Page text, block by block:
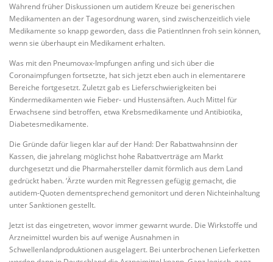
Während früher Diskussionen um autidem Kreuze bei generischen
Medikamenten an der Tagesordnung waren, sind zwischenzeitlich viele
Medikamente so knapp geworden, dass die PatientInnen froh sein können,
wenn sie überhaupt ein Medikament erhalten.
Was mit den Pneumovax-Impfungen anfing und sich über die
Coronaimpfungen fortsetzte, hat sich jetzt eben auch in elementarere
Bereiche fortgesetzt. Zuletzt gab es Lieferschwierigkeiten bei
Kindermedikamenten wie Fieber- und Hustensäften. Auch Mittel für
Erwachsene sind betroffen, etwa Krebsmedikamente und Antibiotika,
Diabetesmedikamente.
Die Gründe dafür liegen klar auf der Hand: Der Rabattwahnsinn der
Kassen, die jahrelang möglichst hohe Rabattverträge am Markt
durchgesetzt und die Pharmahersteller damit förmlich aus dem Land
gedrückt haben. ‘Ärzte wurden mit Regressen gefügig gemacht, die
autidem-Quoten dementsprechend gemonitort und deren Nichteinhaltung
unter Sanktionen gestellt.
Jetzt ist das eingetreten, wovor immer gewarnt wurde. Die Wirkstoffe und
Arzneimittel wurden bis auf wenige Ausnahmen in
Schwellenlandproduktionen ausgelagert. Bei unterbrochenen Lieferketten